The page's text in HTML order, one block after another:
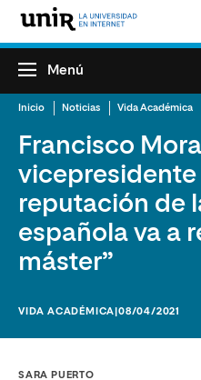
Menú
Inicio Noticias Vida Académica
Francisco
vicepresidente
reputación de
española va a
máster”
VIDA ACADÉMICA |08/04/2021
SARA PUERTO